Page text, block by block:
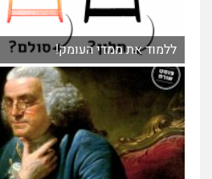
ללמוד את ממדי העומק!